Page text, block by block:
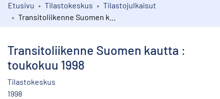
Kokoelmat
Etusivu Tilastokeskus
Tilastojulkaisut
Transitoliikenne Suomen kautta :
toukokuu 1998
Tilastokeskus
1998